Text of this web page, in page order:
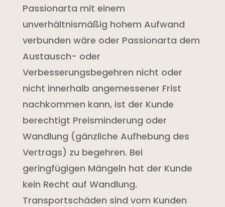
Passionarta mit einem
unverhältnismäßig hohem Aufwand
verbunden wäre oder Passionarta dem
Austausch- oder
Verbesserungsbegehren nicht oder
nicht innerhalb angemessener Frist
nachkommen kann, ist der Kunde
berechtigt Preisminderung oder
Wandlung (gänzliche Aufhebung des
Vertrags) zu begehren. Bei
geringfügigen Mängeln hat der Kunde
kein Recht auf Wandlung.
Transportschäden sind vom Kunden